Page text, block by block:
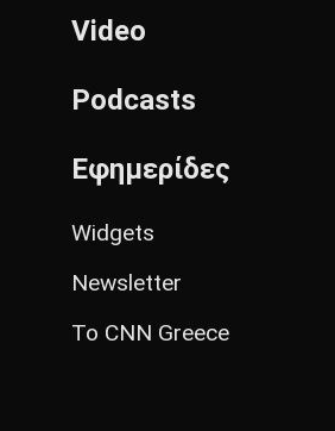
Video
Podcasts
Εφημερίδες
Widgets
Newsletter
Το CNN Greece